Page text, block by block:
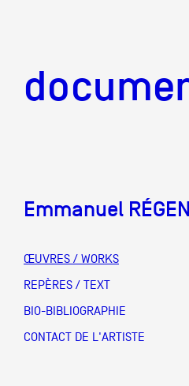
Emmanuel
ŒUVRES / WORKS
REPÈRES / TEXT
BIO-BIBLIOGRAPHIE
CONTACT DE L'ARTISTE